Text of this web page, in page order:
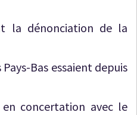
la dénonciation de la
Bas essaient depuis
concertation avec le